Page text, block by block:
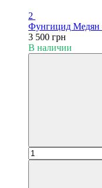
2
Фунгицид Медян
3 500 грн
В наличии